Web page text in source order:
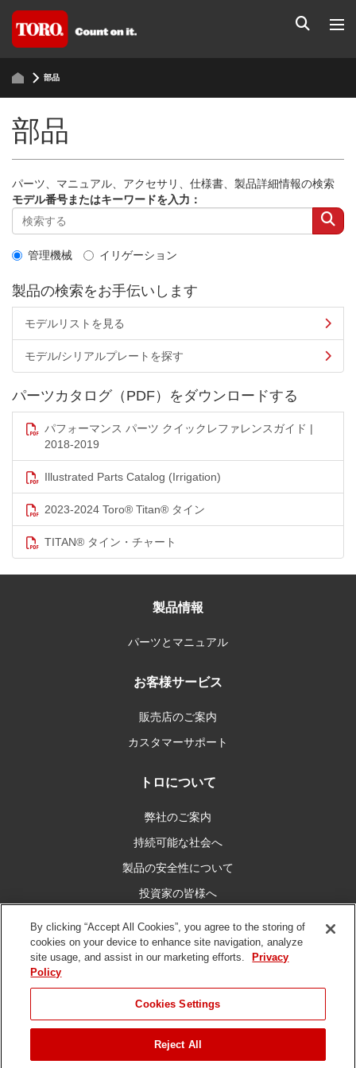
部品
部品
パーツ、マニュアル、アクセサリ、仕様書、製品詳細情報の検索
モデル番号またはキーワードを入力：
管理機械 イリゲーション
製品の検索をお手伝いします
モデルリストを見る
モデル/シリアルプレートを探す
パーツカタログ（PDF）をダウンロードする
パフォーマンス パーツ クイックレファレンスガイド |
2018-2019
Illustrated Parts Catalog (Irrigation)
2023-2024 Toro® Titan® タイン
TITAN® タイン・チャート
製品情報
パーツとマニュアル
お客様サービス
販売店のご案内
カスタマーサポート
トロについて
弊社のご案内
持続可能な社会へ
製品の安全性について
投資家の皆様へ
私たちとつなぐ
ご利用条件 プライバシーポリシー DMCA/コピーライトポリシー
By clicking “Accept All Cookies”, you agree to the storing of
cookies on your device to enhance site navigation, analyze
site usage, and assist in our marketing efforts.
Privacy
Policy
Cookies Settings
Reject All